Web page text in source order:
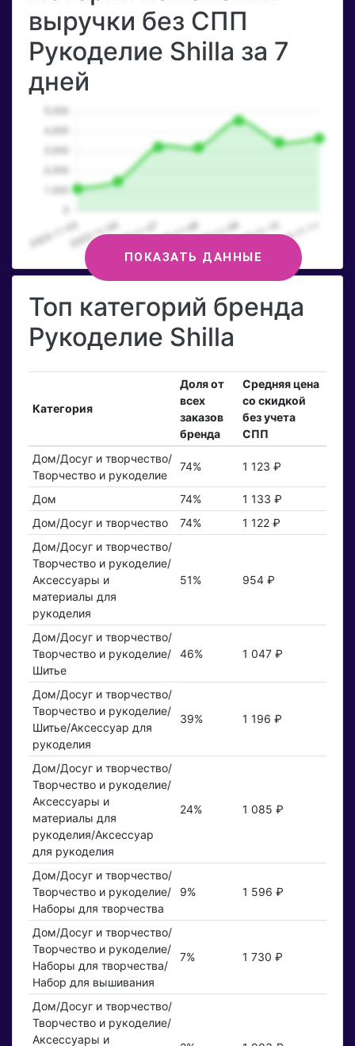
выручки без СПП
Рукоделие Shilla за 7
дней
ПОКАЗАТЬ ДАННЫЕ
Топ категорий бренда
Рукоделие Shilla
Категория
Доля от
всех
заказов
бренда
Средняя цена
со скидкой
без учета
СПП
Дом/Досуг и творчество/
Творчество и рукоделие
74% 1 123 ₽
Дом 74%
1 133 ₽
Дом/Досуг и творчество
74%
1 122 ₽
Дом/Досуг и творчество/
Творчество и рукоделие/
Аксессуары и
материалы для
рукоделия
51% 954 ₽
Дом/Досуг и творчество/
Творчество и рукоделие/
Шитье
46% 1 047 ₽
Дом/Досуг и творчество/
Творчество и рукоделие/
Шитье/Аксессуар для
рукоделия
39% 1 196 ₽
Дом/Досуг и творчество/
Творчество и рукоделие/
Аксессуары и
материалы для
рукоделия/Аксессуар
для рукоделия
24% 1 085 ₽
Дом/Досуг и творчество/
Творчество и рукоделие/
Наборы для творчества
9% 1 596 ₽
Дом/Досуг и творчество/
Творчество и рукоделие/
Наборы для творчества/
Набор для вышивания
7% 1 730 ₽
Дом/Досуг и творчество/
Творчество и рукоделие/
Аксессуары и